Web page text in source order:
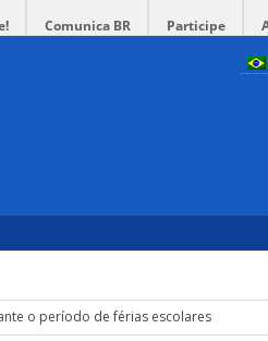
Comunica BR Participe
o período de férias escolares